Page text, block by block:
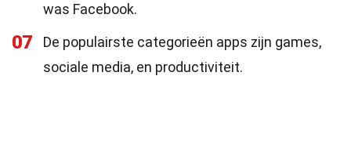
was Facebook.
07
De populairste categorieën apps zijn games,
sociale media, en productiviteit.